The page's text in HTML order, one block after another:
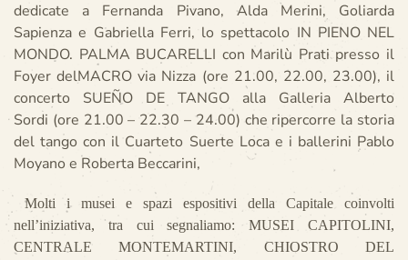
dedicate a Fernanda Pivano, Alda Merini, Goliarda
Sapienza e Gabriella Ferri, lo spettacolo IN PIENO NEL
MONDO. PALMA BUCARELLI con Marilù Prati presso il
Foyer delMACRO via Nizza (ore 21.00, 22.00, 23.00), il
concerto SUEÑO DE TANGO alla Galleria Alberto
Sordi (ore 21.00 – 22.30 – 24.00) che ripercorre la storia
del tango con il Cuarteto Suerte Loca e i ballerini Pablo
Moyano e Roberta Beccarini,
Molti i musei e spazi espositivi della Capitale coinvolti
nell’iniziativa, tra cui segnaliamo: MUSEI CAPITOLINI,
CENTRALE MONTEMARTINI, CHIOSTRO DEL